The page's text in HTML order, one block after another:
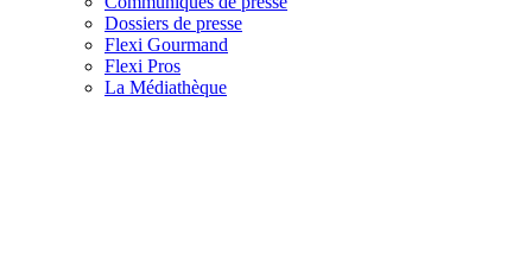
Dossiers de presse
Flexi Gourmand
Flexi Pros
La Médiathèque